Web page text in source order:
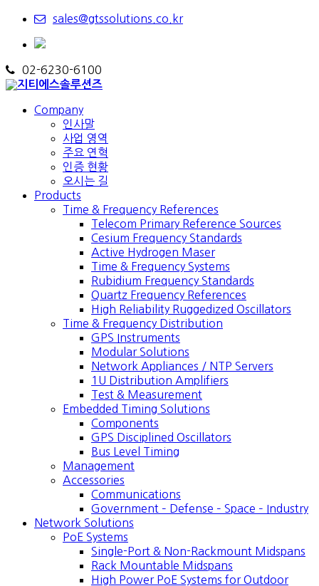
sales@gtssolutions.co.kr
02-6230-6100
Company
인사말
사업 영역
주요 연혁
인증 현황
오시는 길
Products
Time & Frequency References
Telecom Primary Reference Sources
Cesium Frequency Standards
Active Hydrogen Maser
Time & Frequency Systems
Rubidium Frequency Standards
Quartz Frequency References
High Reliability Ruggedized Oscillators
Time & Frequency Distribution
GPS Instruments
Modular Solutions
Network Appliances / NTP Servers
1U Distribution Amplifiers
Test & Measurement
Embedded Timing Solutions
Components
GPS Disciplined Oscillators
Bus Level Timing
Management
Accessories
Communications
Government – Defense – Space – Industry
Network Solutions
PoE Systems
Single-Port & Non-Rackmount Midspans
Rack Mountable Midspans
High Power PoE Systems for Outdoor